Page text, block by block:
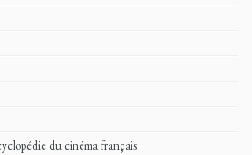
du cinéma français